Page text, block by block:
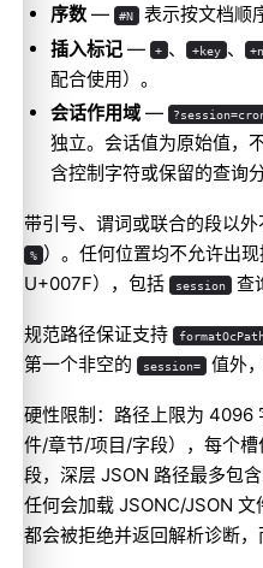
序数— #N
表示按文档顺
插入标记— + 、 +key 、
配合使用）。
会话作用域—
独立。会话值为原始值，
含控制字符或保留的查询
带引号、谓词或联合的段以
% ）。任何位置均不允许出
U+007F），包括
session 查
规范路径保证支持
第一个非空的
session= 值外
硬性限制：路径上限为 4096
件/章节/项目/字段），每个
段，深层 JSON 路径最多包
任何会加载 JSONC/JSON
都会被拒绝并返回解析诊断，